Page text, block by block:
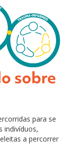
sobre
para se
indivíduos,
a percorrer